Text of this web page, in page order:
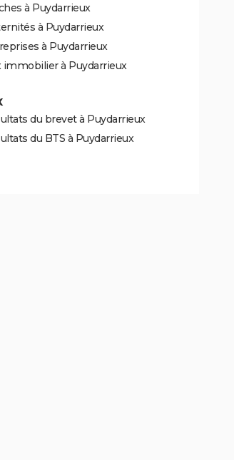
à Puydarrieux
à Puydarrieux
à Puydarrieux
immobilier à Puydarrieux
du brevet à Puydarrieux
du BTS à Puydarrieux